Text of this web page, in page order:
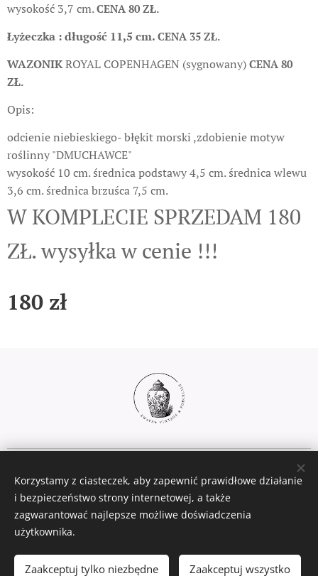
wysokość 3,7 cm.CENA 80 ZŁ.
Łyżeczka : długość 11,5 cm. CENA 35 ZŁ.
WAZONIKROYAL COPENHAGEN (sygnowany) CENA 80
ZŁ.
Opis:
odcienie niebieskiego- błękit morski ,zdobienie motyw
roślinny "DMUCHAWCE"
wysokość 10 cm. średnica podstawy 4,5 cm. średnica wlewu
3,6 cm. średnica brzuśca 7,5 cm.
W KOMPLECIE SPRZEDAM 180
ZŁ. wysyłka w cenie !!!
180 zł
Włóż do koszyka
Języki
Polski
English
Korzystamy z ciasteczek, aby zapewnić prawidłowe działanie
i bezpieczeństwo strony internetowej, a także
zagwarantować najlepsze możliwe doświadczenia
użytkownika.
Zaakceptuj tylko niezbędne Zaakceptuj wszystko